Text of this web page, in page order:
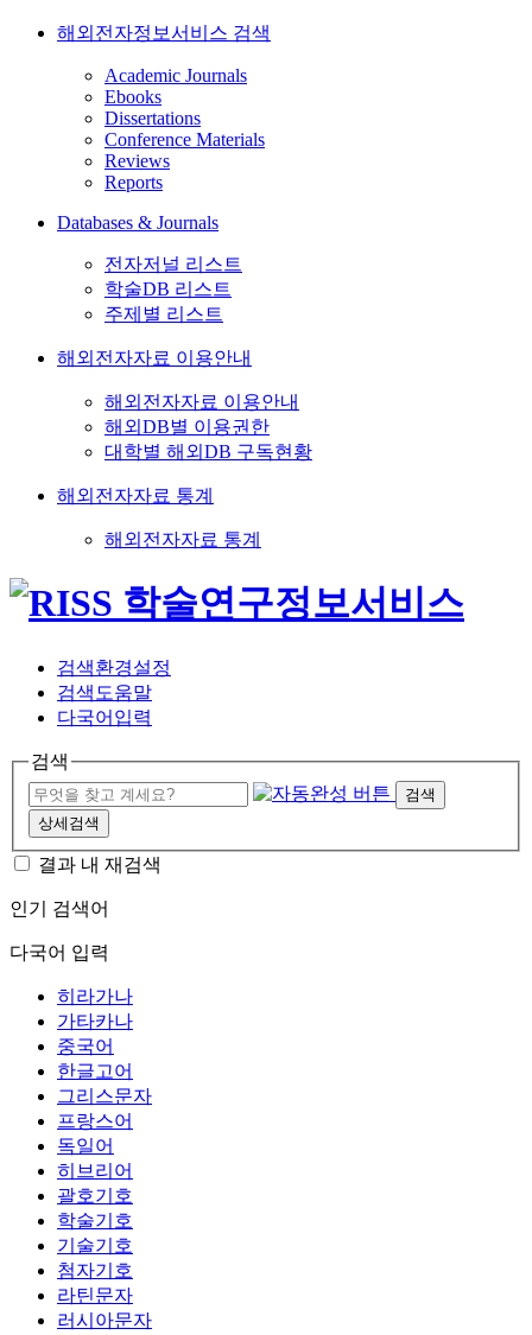
해외전자정보서비스 검색
Academic Journals
Ebooks
Dissertations
Conference Materials
Reviews
Reports
Databases & Journals
전자저널 리스트
학술DB 리스트
주제별 리스트
해외전자자료 이용안내
해외전자자료 이용안내
해외DB별 이용권한
대학별 해외DB 구독현황
해외전자자료 통계
해외전자자료 통계
검색환경설정
검색도움말
다국어입력
검색
검색
상세검색
결과 내 재검색
인기 검색어
다국어 입력
히라가나
가타카나
중국어
한글고어
그리스문자
프랑스어
독일어
히브리어
괄호기호
학술기호
기술기호
첨자기호
라틴문자
러시아문자